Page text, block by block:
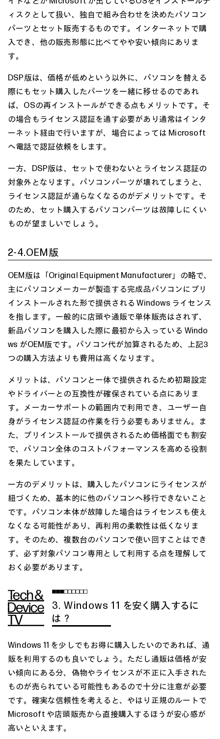
ィスクとして扱い、独自で組み合わせを決めたパソコン
パーツとセット販売するものです。インターネットで購
入でき、他の販売形態に比べてやや安い傾向にありま
す。
DSP版は、価格が低めという以外に、パソコンを替える
際にもセット購入したパーツを一緒に移せるのであれ
ば、OSの再インストールができる点もメリットです。そ
の場合もライセンス認証を通す必要があり通常はインタ
ーネット経由で行いますが、場合によっては Microsoft
へ電話で認証依頼をします。
一方、DSP版は、セットで使わないとライセンス認証の
対象外となります。パソコンパーツが壊れてしまうと、
ライセンス認証が通らなくなるのがデメリットです。そ
のため、セット購入するパソコンパーツは故障しにくい
ものが望ましいでしょう。
2-4.OEM版
OEM版は「Original Equipment Manufacturer」の略で、
主にパソコンメーカーが製造する完成品パソコンにプリ
インストールされた形で提供される Windows ライセンス
を指します。一般的に店頭や通販で単体販売はされず、
新品パソコンを購入した際に最初から入っている Windo
ws がOEM版です。パソコン代が加算されるため、上記3
つの購入方法よりも費用は高くなります。
メリットは、パソコンと一体で提供されるため初期設定
やドライバーとの互換性が確保されている点にありま
す。メーカーサポートの範囲内で利用でき、ユーザー自
身がライセンス認証の作業を行う必要もありません。ま
た、プリインストールで提供されるため価格面でも割安
で、パソコン全体のコストパフォーマンスを高める役割
を果たしています。
一方のデメリットは、購入したパソコンにライセンスが
紐づくため、基本的に他のパソコンへ移行できないこと
です。パソコン本体が故障した場合はライセンスも使え
なくなる可能性があり、再利用の柔軟性は低くなりま
す。そのため、複数台のパソコンで使い回すことはでき
ず、必ず対象パソコン専用として利用する点を理解して
おく必要があります。
3. Windows 11 を安く購入するに
は？
Windows 11 を少しでもお得に購入したいのであれば、通
販を利用するのも良いでしょう。ただし通販は価格が安
い傾向にある分、偽物やライセンスが不正に入手された
ものが売られている可能性もあるので十分に注意が必要
です。確実な信頼性を考えると、やはり正規のルートで
Microsoft や店頭販売から直接購入するほうが安心感が
高いといえます。